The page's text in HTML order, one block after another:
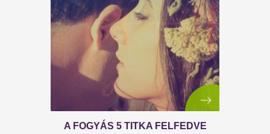
A BENNÜNK LEVŐ ERŐMŰVEK
Ez a cikkünk a Kulcs a hormonokhoz című
könyvbe nyújt betekintést.